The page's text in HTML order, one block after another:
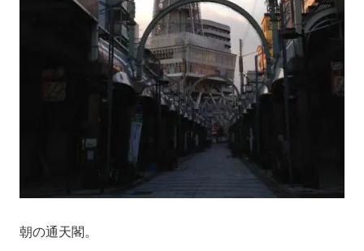
朝の通天閣。